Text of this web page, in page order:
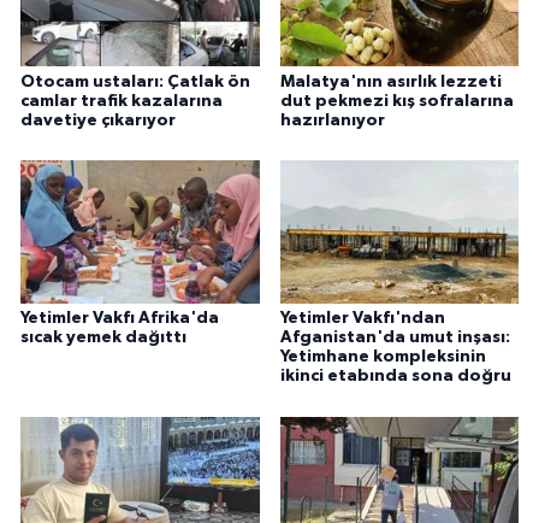
Otocam ustaları: Çatlak ön
camlar trafik kazalarına
davetiye çıkarıyor
Malatya'nın asırlık lezzeti
dut pekmezi kış sofralarına
hazırlanıyor
Yetimler Vakfı Afrika'da
sıcak yemek dağıttı
Yetimler Vakfı'ndan
Afganistan'da umut inşası:
Yetimhane kompleksinin
ikinci etabında sona doğru